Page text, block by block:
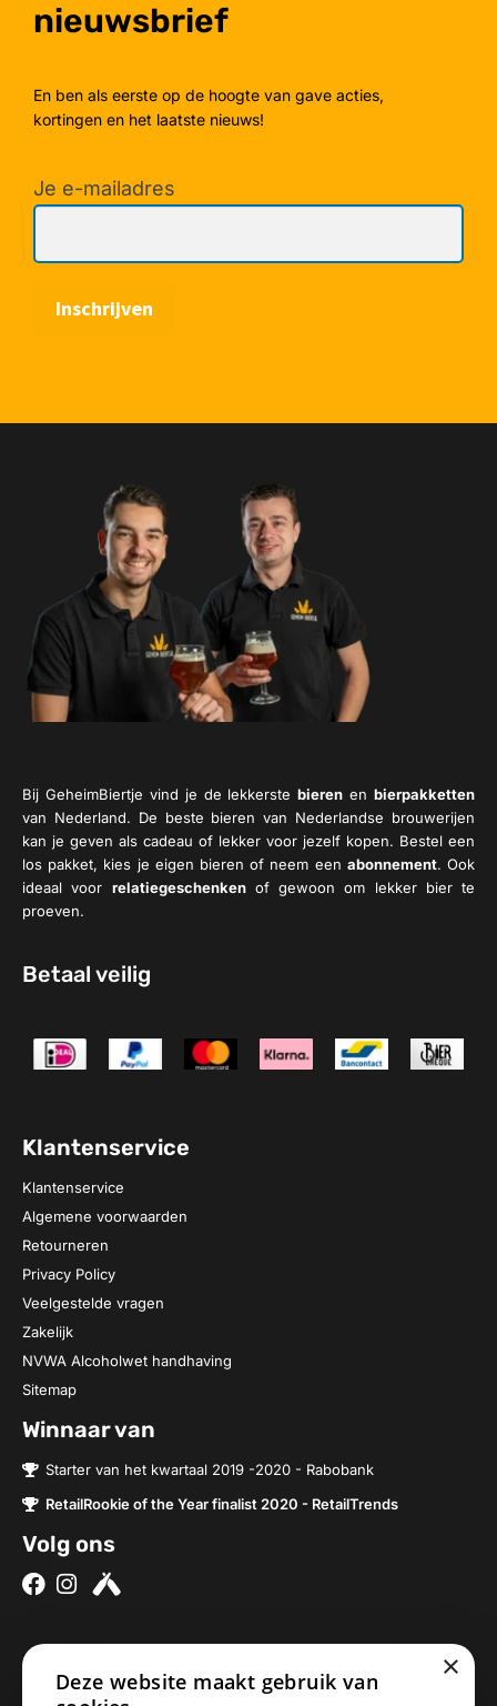
nieuwsbrief
En ben als eerste op de hoogte van gave acties,
kortingen en het laatste nieuws!
Je e-mailadres
Bij GeheimBiertje vind je de lekkerstebieren en bierpakketten
van Nederland. De beste bieren van Nederlandse brouwerijen
kan je geven als cadeau of lekker voor jezelf kopen. Bestel een
los pakket, kies je eigen bieren of neem een abonnement. Ook
ideaal voor relatiegeschenkenof gewoon om lekker bier te
proeven.
Betaal veilig
Klantenservice
Klantenservice
Algemene voorwaarden
Retourneren
Privacy Policy
Veelgestelde vragen
Zakelijk
NVWA Alcoholwet handhaving
Sitemap
Winnaar van
Starter van het kwartaal 2019 -2020 - Rabobank
RetailRookie of the Year finalist 2020 - RetailTrends
Volg ons
Over ons
Brouwerijen
×
Deze website maakt gebruik van